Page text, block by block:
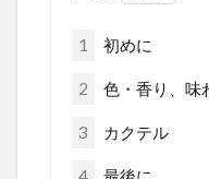
1 初めに
2 色・香り、味
3 カクテル